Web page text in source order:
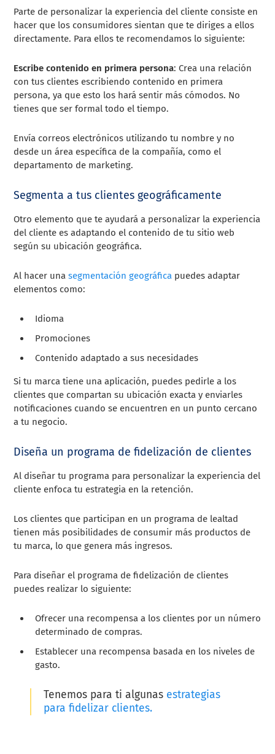
Parte de personalizar la experiencia del cliente consiste en
hacer que los consumidores sientan que te diriges a ellos
directamente. Para ellos te recomendamos lo siguiente:
Escribe contenido en primera persona: Crea una relación
con tus clientes escribiendo contenido en primera
persona, ya que esto los hará sentir más cómodos. No
tienes que ser formal todo el tiempo.
Envía correos electrónicos utilizando tu nombre y no
desde un área específica de la compañía, como el
departamento de marketing.
Segmenta a tus clientes geográficamente
Otro elemento que te ayudará a personalizar la experiencia
del cliente es adaptando el contenido de tu sitio web
según su ubicación geográfica.
Al hacer unasegmentación geográfica puedes adaptar
elementos como:
Idioma
Promociones
Contenido adaptado a sus necesidades
Si tu marca tiene una aplicación, puedes pedirle a los
clientes que compartan su ubicación exacta y enviarles
notificaciones cuando se encuentren en un punto cercano
a tu negocio.
Diseña un programa de fidelización de clientes
Al diseñar tu programa para personalizar la experiencia del
cliente enfoca tu estrategia en la retención.
Los clientes que participan en un programa de lealtad
tienen más posibilidades de consumir más productos de
tu marca, lo que genera más ingresos.
Para diseñar el programa de fidelización de clientes
puedes realizar lo siguiente:
Ofrecer una recompensa a los clientes por un número
determinado de compras.
Establecer una recompensa basada en los niveles de
gasto.
Tenemos para ti algunas estrategias
para fidelizar clientes.